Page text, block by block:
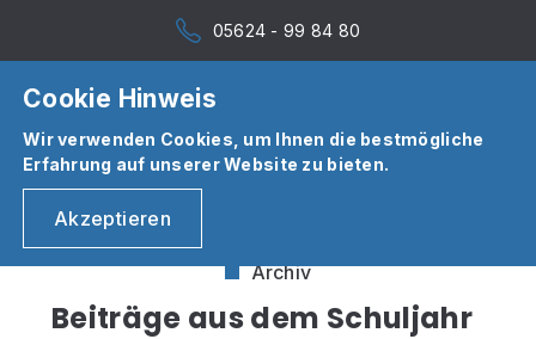
05624 - 99 84 80
Cookie Hinweis
Wir verwenden Cookies, um Ihnen die bestmögliche
Erfahrung auf unserer Website zu bieten.
Akzeptieren
Archiv
Beiträge aus dem Schuljahr